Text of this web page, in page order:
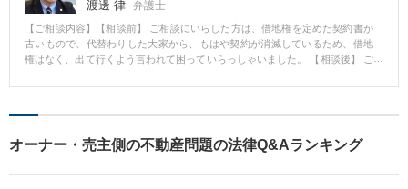
在を確認してもらいました。
渡邊 律 弁護士
【ご相談内容】【相談前】 ご相談にいらした方は、借地権を定めた契約書が
古いもので、代替わりした大家から、もはや契約が消滅しているため、借地
権はなく、出て行くよう言われて困っていらっしゃいました。 【相談後】 ご
滅しない旨が確認でき、この点、大家にもご説明し、納得を頂くことができ
ることも多く見られます。 弁護士が契約書を正確に読み、相手にご説明し、
納得を頂くことで、その後の長い平穏が確保されることもあります。 お困り
オーナー・売主側の不動産問題の法律Q&Aランキング